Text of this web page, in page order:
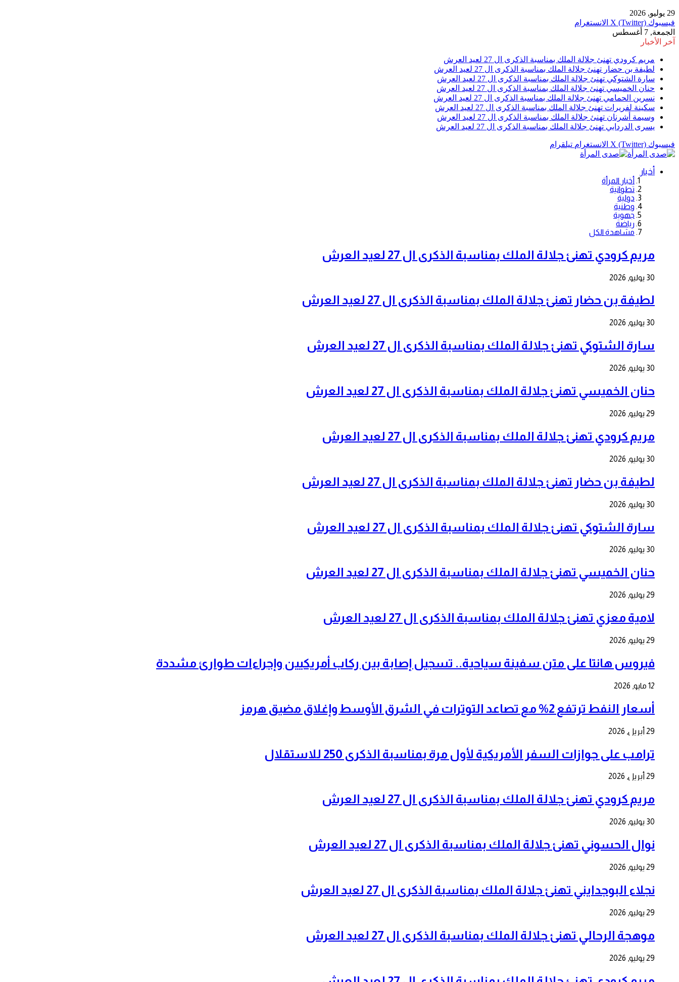
29 يوليو, 2026
فيسبوك X (Twitter) الانستغرام
الجمعة, 7 أغسطس
آخر الأخبار
مريم كرودي تهنئ جلالة الملك بمناسبة الذكرى ال 27 لعيد العرش
لطيفة بن حضار تهنئ جلالة الملك بمناسبة الذكرى ال 27 لعيد العرش
سارة الشتوكي تهنئ جلالة الملك بمناسبة الذكرى ال 27 لعيد العرش
حنان الخميسي تهنئ جلالة الملك بمناسبة الذكرى ال 27 لعيد العرش
نسرين الحمامي تهنئ جلالة الملك بمناسبة الذكرى ال 27 لعيد العرش
سكينة لفريرات تهنئ جلالة الملك بمناسبة الذكرى ال 27 لعيد العرش
وسيمة أشرنان تهنئ جلالة الملك بمناسبة الذكرى ال 27 لعيد العرش
يسرى الدردابي تهنئ جلالة الملك بمناسبة الذكرى ال 27 لعيد العرش
فيسبوك X (Twitter) الانستغرام تيلقرام
أخبار
أخبار المرأة
تطوانية
دولية
وطنية
جهوية
رياضة
مشاهدة الكل
مريم كرودي تهنئ جلالة الملك بمناسبة الذكرى ال 27 لعيد العرش
30 يوليو, 2026
لطيفة بن حضار تهنئ جلالة الملك بمناسبة الذكرى ال 27 لعيد العرش
30 يوليو, 2026
سارة الشتوكي تهنئ جلالة الملك بمناسبة الذكرى ال 27 لعيد العرش
30 يوليو, 2026
حنان الخميسي تهنئ جلالة الملك بمناسبة الذكرى ال 27 لعيد العرش
29 يوليو, 2026
مريم كرودي تهنئ جلالة الملك بمناسبة الذكرى ال 27 لعيد العرش
30 يوليو, 2026
لطيفة بن حضار تهنئ جلالة الملك بمناسبة الذكرى ال 27 لعيد العرش
30 يوليو, 2026
سارة الشتوكي تهنئ جلالة الملك بمناسبة الذكرى ال 27 لعيد العرش
30 يوليو, 2026
حنان الخميسي تهنئ جلالة الملك بمناسبة الذكرى ال 27 لعيد العرش
29 يوليو, 2026
لامية معزي تهنئ جلالة الملك بمناسبة الذكرى ال 27 لعيد العرش
29 يوليو, 2026
فيروس هانتا على متن سفينة سياحية.. تسجيل إصابة بين ركاب أمريكيين وإجراءات طوارئ مشددة
12 مايو, 2026
أسعار النفط ترتفع 2% مع تصاعد التوترات في الشرق الأوسط وإغلاق مضيق هرمز
29 أبريل, 2026
ترامب على جوازات السفر الأمريكية لأول مرة بمناسبة الذكرى 250 للاستقلال
29 أبريل, 2026
مريم كرودي تهنئ جلالة الملك بمناسبة الذكرى ال 27 لعيد العرش
30 يوليو, 2026
نوال الحسوني تهنئ جلالة الملك بمناسبة الذكرى ال 27 لعيد العرش
29 يوليو, 2026
نجلاء البوجدايني تهنئ جلالة الملك بمناسبة الذكرى ال 27 لعيد العرش
29 يوليو, 2026
موهجة الرحالي تهنئ جلالة الملك بمناسبة الذكرى ال 27 لعيد العرش
29 يوليو, 2026